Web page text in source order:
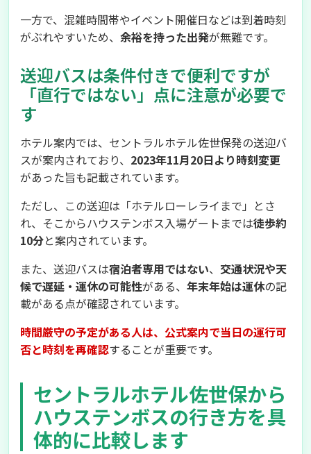
一方で、混雑時間帯やイベント開催日などは到着時刻
がぶれやすいため、 余裕を持った出発が無難です。
送迎バスは条件付きで便利ですが
「直行ではない」点に注意が必要で
す
ホテル案内では、セントラルホテル佐世保発の送迎バ
スが案内されており、 2023年11月20日より時刻変更
があった旨も記載されています。
ただし、この送迎は「ホテルローレライまで」とさ
れ、そこからハウステンボス入場ゲートまでは徒歩約
10分と案内されています。
また、送迎バスは宿泊者専用ではない、 交通状況や天
候で遅延・運休の可能性がある、 年末年始は運休の記
載がある点が確認されています。
時間厳守の予定がある人は、公式案内で当日の運行可
否と時刻を再確認することが重要です。
セントラルホテル佐世保から
ハウステンボスの行き方を具
体的に比較します